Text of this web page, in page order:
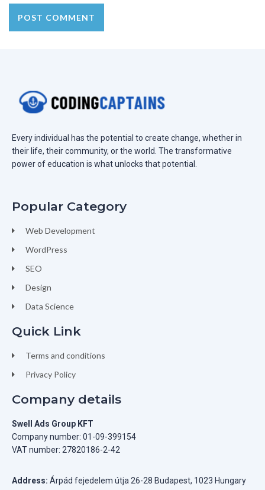
Every individual has the potential to create change, whether in
their life, their community, or the world. The transformative
power of education is what unlocks that potential.
Popular Category
Web Development
WordPress
SEO
Design
Data Science
Quick Link
Terms and conditions
Privacy Policy
Company details
Swell Ads Group KFT
Company number: 01-09-399154
VAT number: 27820186-2-42
Address: Árpád fejedelem útja 26-28 Budapest, 1023 Hungary